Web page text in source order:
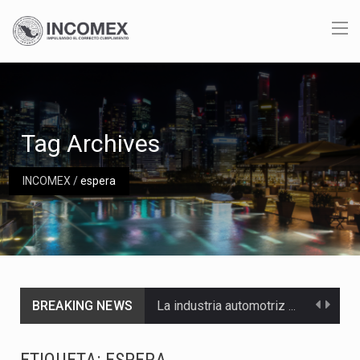
INCOMEX/espera
Tag Archives
BREAKING NEWS